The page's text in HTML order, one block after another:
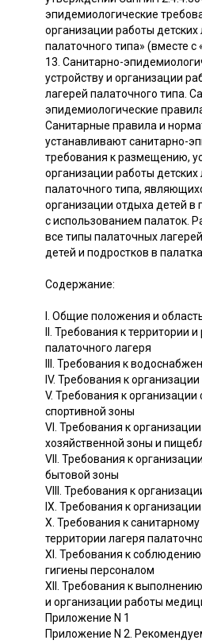
эпидемиологические
организации работы детских
палаточного типа» (вместе
13. Санитарно-
устройству и организации
лагерей палаточного типа.
эпидемиологические
Санитарные правила и
устанавливают санитарно-
требования к размещению,
организации работы детских
палаточного типа,
организации отдыха детей в
с использованием палаток.
все типы палаточных
детей и подростков в
Содержание:
I. Общие положения и
II. Требования к территории
палаточного лагеря
III. Требования к
IV. Требования к
V. Требования к организации
спортивной зоны
VI. Требования к
хозяйственной зоны и
VII. Требования к
бытовой зоны
VIII. Требования к
IX. Требования к
X. Требования к
территории лагеря
XI. Требования к
гигиены персоналом
XII. Требования к
и организации работы
Приложение N 1
Приложение N 2.